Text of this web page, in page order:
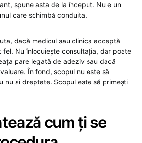
spune asta de la început. Nu e un
care schimbă conduita.
dacă medicul sau clinica acceptă
fel. Nu înlocuiește consultația, dar poate
pare legată de adeziv sau dacă
În fond, scopul nu este să
nu ai dreptate. Scopul este să primești
cum ți se